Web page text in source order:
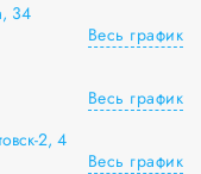
34
Весь график
Весь график
2, 4
Весь график